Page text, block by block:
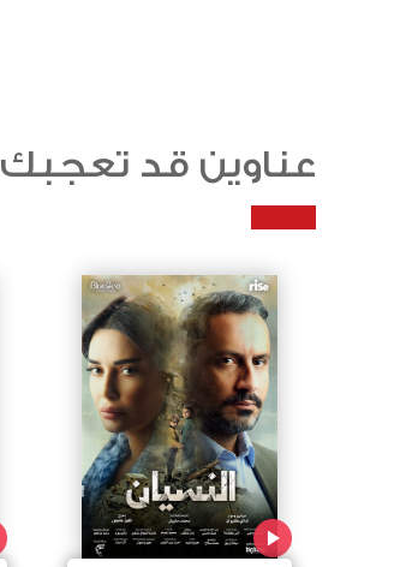
عناوين قد تعجبك